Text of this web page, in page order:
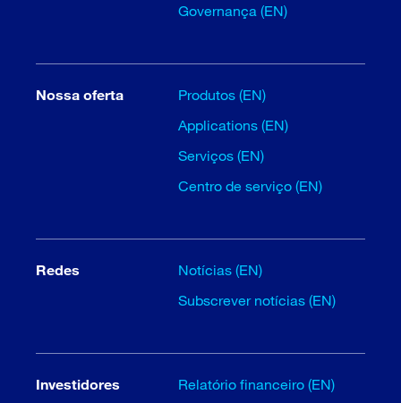
Governança (EN)
Nossa oferta
Produtos (EN)
Applications (EN)
Serviços (EN)
Centro de serviço (EN)
Redes
Notícias (EN)
Subscrever notícias (EN)
Investidores
Relatório financeiro (EN)